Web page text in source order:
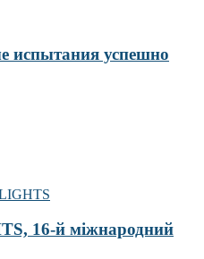
испытания успешно
16-й міжнародний